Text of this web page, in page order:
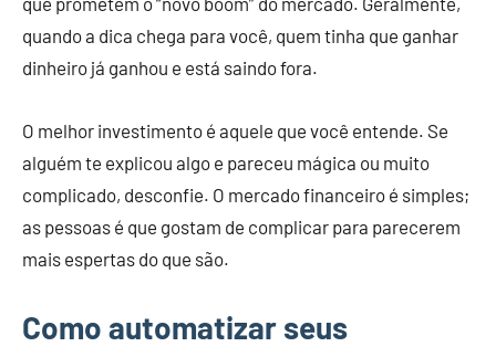
quando a dica chega para você, quem tinha que ganhar
dinheiro já ganhou e está saindo fora.
O melhor investimento é aquele que você entende. Se
alguém te explicou algo e pareceu mágica ou muito
complicado, desconfie. O mercado financeiro é simples;
as pessoas é que gostam de complicar para parecerem
mais espertas do que são.
Como automatizar seus